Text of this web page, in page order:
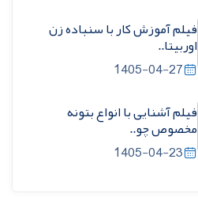
فیلم آموزش کار با سنباده زن
اوربیتا..
1405-04-27
فیلم آشنایی با انواع بتونه
مخصوص چو..
1405-04-23